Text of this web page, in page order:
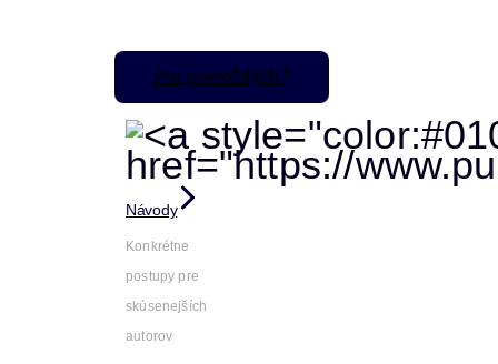
Pre pokročilých
Návody
Konkrétne
postupy pre
skúsenejších
autorov